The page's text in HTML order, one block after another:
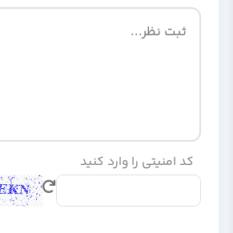
کد امنیتی را وارد کنید